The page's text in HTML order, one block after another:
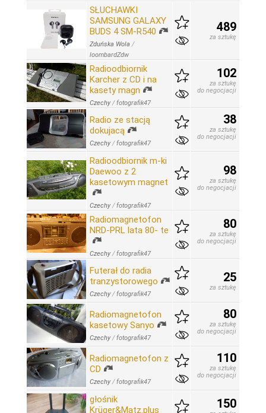
SŁUCHAWKI
SAMSUNG GALAXY
BUDS 4 SM-R540
Zduńska Wola /
loombardZdw
489
za sztukę
Radioodbiornik
Karcher z CD i na
kasety magn
Czechy /fotografik47
102
za sztukę
do negocjacji
Radio ze stacją
dokujacą
Czechy /fotografik47
38
za sztukę
do negocjacji
Radioodbiornik m-ki
Daewoo z 2
kasetowym magnet
Czechy /fotografik47
98
za sztukę
do negocjacji
Radiomagnetofon
NRD-PRL lata 80- te
Czechy /fotografik47
80
za sztukę
do negocjacji
Futerał do radia
tranzystorowego
Czechy /fotografik47
25
za sztukę
Radiomagnetofon
kasetowy Sanyo
Czechy /fotografik47
80
za sztukę
do negocjacji
Radiomagnetofon z
CD
Czechy /fotografik47
110
za sztukę
do negocjacji
głośnik
Krüger&Matz.plus
150